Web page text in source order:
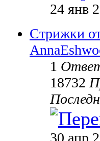
24 янв
Стрижки
1
18732